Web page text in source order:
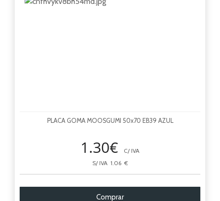
PLACA GOMA MOOSGUMI 50x70 EB39 AZUL
1.30€
C/ IVA
S/ IVA 1.06 €
Comprar